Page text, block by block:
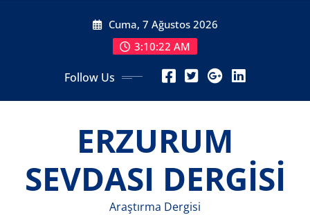
Cuma, 7 Ağustos 2026
3:10:23 AM
Follow Us
ERZURUM
SEVDASI DERGİSİ
Araştırma Dergisi